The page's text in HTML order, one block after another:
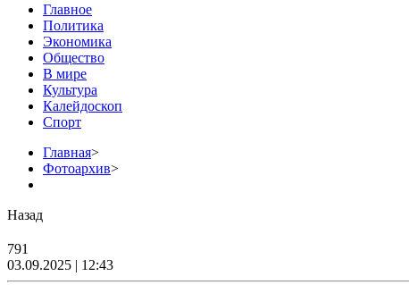
Главное
Политика
Экономика
Общество
В мире
Культура
Калейдоскоп
Спорт
Главная>
Фотоархив>
Назад
791
03.09.2025 | 12:43